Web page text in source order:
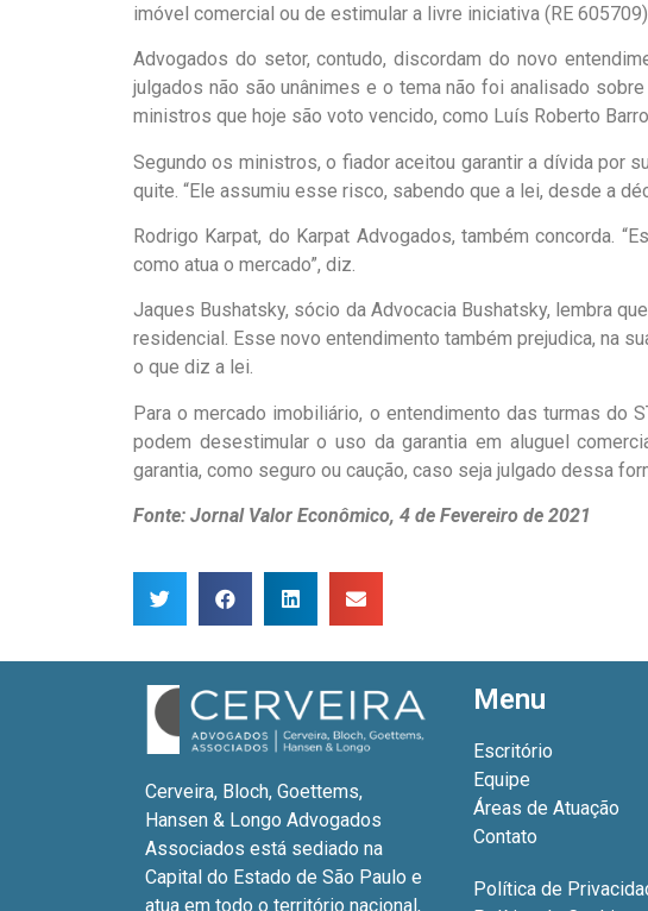
imóvel comercial ou de estimular a livre iniciativa (RE
Advogados do setor, contudo, discordam do novo
julgados não são unânimes e o tema não foi analisado
ministros que hoje são voto vencido, como Luís Roberto
Segundo os ministros, o fiador aceitou garantir a dívida por
quite. “Ele assumiu esse risco, sabendo que a lei, desde a
Rodrigo Karpat, do Karpat Advogados, também concorda.
como atua o mercado”, diz.
Jaques Bushatsky, sócio da Advocacia Bushatsky, lembra
residencial. Esse novo entendimento também prejudica, na
o que diz a lei.
Para o mercado imobiliário, o entendimento das turmas do
podem desestimular o uso da garantia em aluguel
garantia, como seguro ou caução, caso seja julgado dessa
Fonte: Jornal Valor Econômico, 4 de Fevereiro de 2021
Cerveira, Bloch, Goettems,
Hansen & Longo Advogados
Associados está sediado na
Capital do Estado de São Paulo e
atua em todo o território nacional,
Menu
Escritório
Equipe
Áreas de Atuação
Contato
Política de